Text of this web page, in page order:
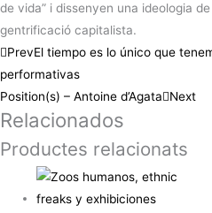
de vida” i dissenyen una ideologia
gentrificació capitalista.
PrevEl tiempo es lo único que
performativas
Position(s) – Antoine d’Agata
Next
Relacionados
Productes relacionats